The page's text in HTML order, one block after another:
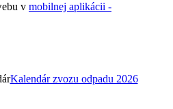
v mobilnej aplikácii -
Kalendár zvozu odpadu 2026